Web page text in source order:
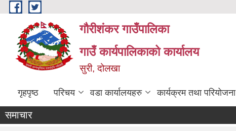
Skip to main content
गौरीशंकर गाउँपालिका
गाउँ कार्यपालिकाको कार्यालय
सुरी, दोलखा
गृहपृष्ठ परिचय वडा कार्यालयहरु कार्यक्रम तथा परियोजना
समाचार